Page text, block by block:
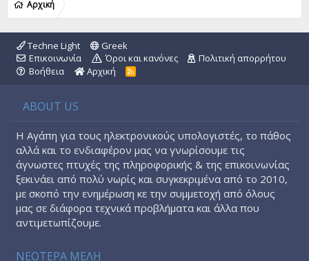
Αρχική
Techne Light
Greek
Επικοινωνία
Όροι και κανόνες
Πολιτική απορρήτου
Βοήθεια
Αρχική
R
ABOUT US
Η Αγάπη για τους ηλεκτρονικούς υπολογιστές, το πάθος
αλλά και το ενδιαφέρον μας να γνωρίσουμε τις
άγνωστες πτυχές της πληροφορικής & της επικοινωνίας
ξεκινάει από πολύ νωρίς και συγκεκριμένα από το 2010,
με σκοπό την ενημέρωση κε την συμμετοχή από όλους
μας σε διάφορα τεχνικά προβλήματα και άλλα που
αντιμετωπίζουμε.
ΝΕΟΤΕΡΑ ΜΕΛΗ